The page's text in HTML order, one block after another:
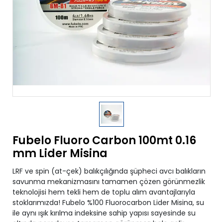
Fubelo Fluoro Carbon 100mt 0.16
mm Lider Misina
LRF ve spin (at-çek) balıkçılığında şüpheci avcı balıkların
savunma mekanizmasını tamamen çözen görünmezlik
teknolojisi hem tekli hem de toplu alım avantajlarıyla
stoklarımızda! Fubelo %100 Fluorocarbon Lider Misina, su
ile aynı ışık kırılma indeksine sahip yapısı sayesinde su